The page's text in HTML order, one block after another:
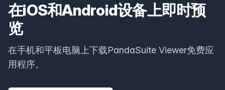
在iOS和Android设备上即时预
览
在手机和平板电脑上下载PandaSuite Viewer免费应
用程序。